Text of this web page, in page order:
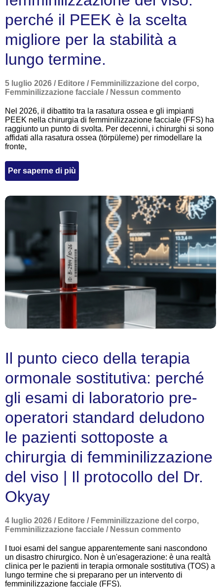
perché il PEEK è la scelta
migliore per la stabilità a
lungo termine.
5 luglio 2026 / Editore / Femminilizzazione del corpo,
Femminilizzazione facciale / Nessun commento
Nel 2026, il dibattito tra la rasatura ossea e gli impianti
PEEK nella chirurgia di femminilizzazione facciale (FFS) ha
raggiunto un punto di svolta. Per decenni, i chirurghi si sono
affidati alla rasatura ossea (törpüleme) per rimodellare la
fronte,
Per saperne di più
Il punto cieco della terapia
ormonale sostitutiva: perché
gli esami di laboratorio pre-
operatori standard deludono
le pazienti sottoposte a
chirurgia di femminilizzazione
del viso | Il protocollo del Dr.
Okyay
4 luglio 2026 / Editore / Femminilizzazione del corpo,
Femminilizzazione facciale / Nessun commento
I tuoi esami del sangue apparentemente sani nascondono
un disastro chirurgico. Non è un'esagerazione: è una realtà
clinica per le pazienti in terapia ormonale sostitutiva (TOS) a
lungo termine che si preparano per un intervento di
femminilizzazione facciale (FFS).